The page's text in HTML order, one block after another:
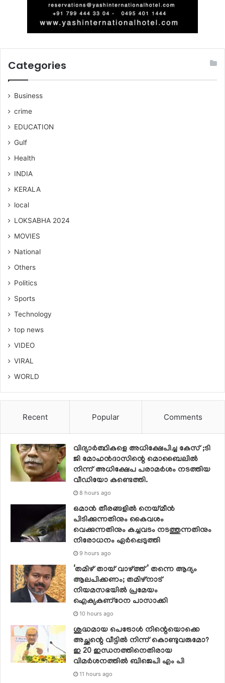
Categories
Business
crime
EDUCATION
Gulf
Health
INDIA
KERALA
local
LOKSABHA 2024
MOVIES
National
Others
Politics
Sports
Technology
top news
VIDEO
VIRAL
WORLD
Recent Popular Comments
വിദ്യാര്‍ത്ഥികളെ അധിക്ഷേപിച്ച കേസ് ;ടി
ജി മോഹന്‍ദാസിന്റെ മൊബൈലില്‍
നിന്ന് അധിക്ഷേപ പരാമര്‍ശം നടത്തിയ
വീഡിയോ കണ്ടെത്തി.
8 hours ago
ഒമാന്‍ തീരങ്ങളില്‍ നെയ്മീന്‍
പിടിക്കുന്നതിനും കൈവശം
വെക്കുന്നതിനും കച്ചവടം നടത്തുന്നതിനും
നിരോധനം ഏര്‍പ്പെടുത്തി
9 hours ago
‘തമിഴ് തായ് വാഴ്ത്ത്’ തന്നെ ആദ്യം
ആലപിക്കണം; തമിഴ്നാട്
നിയമസഭയില്‍ പ്രമേയം
ഐക്യകണ്‌ഠേന പാസാക്കി
10 hours ago
ശുദ്ധമായ പെട്രോള്‍ നിന്റെയൊക്കെ
അച്ഛന്റെ വീട്ടില്‍ നിന്ന് കൊണ്ടുവരുമോ?
ഇ 20 ഇന്ധനത്തിനെതിരായ
വിമര്‍ശനത്തില്‍ ബിജെപി എം പി
11 hours ago